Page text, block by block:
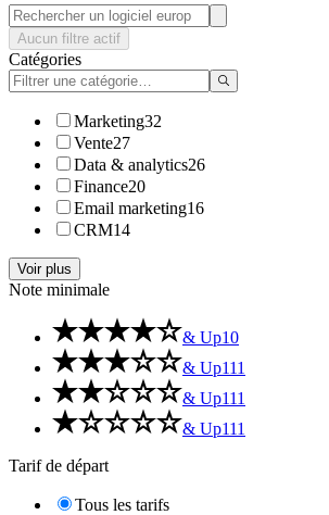
Aucun filtre actif
Catégories
Marketing32
Vente27
Data & analytics26
Finance20
Email marketing16
CRM14
Voir plus
Note minimale
& Up10
& Up111
& Up111
& Up111
Tarif de départ
Tous les tarifs